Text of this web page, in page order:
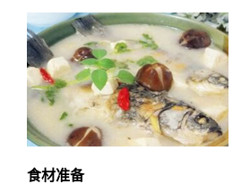
食材准备